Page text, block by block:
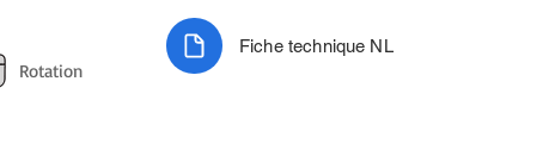
Rotation
Fiche technique NL